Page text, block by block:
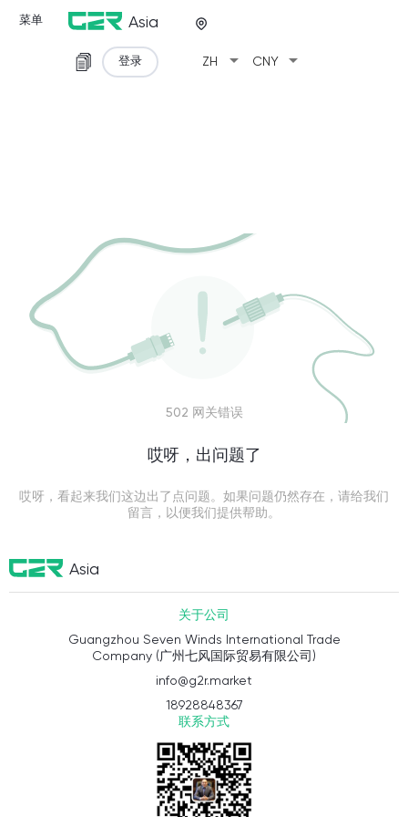
菜单 Asia
ZH arrow_drop_down CNY arrow_drop_down
登录
502 网关错误
哎呀，出问题了
哎呀，看起来我们这边出了点问题。如果问题仍然存在，请给我们
留言，以便我们提供帮助。
Asia
关于公司
Guangzhou Seven Winds International Trade
Company (广州七风国际贸易有限公司)
info@g2r.market
18928848367
联系方式